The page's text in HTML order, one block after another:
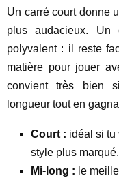
Un carré court donne
plus audacieux. Un
polyvalent : il reste
matière pour jouer
convient très bien
longueur tout en
Court : idéal si tu
style plus marqué.
Mi-long : le